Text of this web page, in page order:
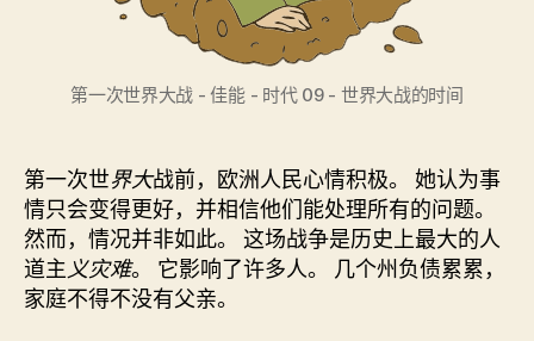
第一次世界大战 - 佳能 - 时代 09 - 世界大战的时间
第一次世界大战前，欧洲人民心情积极。 她认为事
情只会变得更好，并相信他们能处理所有的问题。
然而，情况并非如此。 这场战争是历史上最大的人
道主义灾难。 它影响了许多人。 几个州负债累累，
家庭不得不没有父亲。